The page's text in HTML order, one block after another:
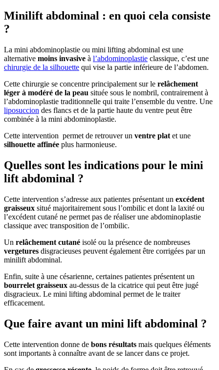
Minilift abdominal : en quoi cela consiste
?
La mini abdominoplastie ou mini lifting abdominal est une
alternative moins invasive à l’abdominoplastie classique, c’est une
chirurgie de la silhouette qui vise la partie inférieure de l’abdomen.
Cette chirurgie se concentre principalement sur le relâchement
léger à modéré de la peau située sous le nombril, contrairement à
l’abdominoplastie traditionnelle qui traite l’ensemble du ventre. Une
liposuccion des flancs et de la partie haute du ventre peut être
combinée à la mini abdominoplastie.
Cette intervention permet de retrouver un ventre plat et une
silhouette affinée plus harmonieuse.
Quelles sont les indications pour le mini
lift abdominal ?
Cette intervention s’adresse aux patientes présentant un excédent
graisseux situé majoritairement sous l’ombilic et dont la laxité ou
l’excédent cutané ne permet pas de réaliser une abdominoplastie
classique avec transposition de l’ombilic.
Un relâchement cutané isolé ou la présence de nombreuses
vergetures disgracieuses peuvent également être corrigées par un
minilift abdominal.
Enfin, suite à une césarienne, certaines patientes présentent un
bourrelet graisseux au-dessus de la cicatrice qui peut être jugé
disgracieux. Le mini lifting abdominal permet de le traiter
efficacement.
Que faire avant un mini lift abdominal ?
Cette intervention donne de bons résultats mais quelques éléments
sont importants à connaître avant de se lancer dans ce projet.